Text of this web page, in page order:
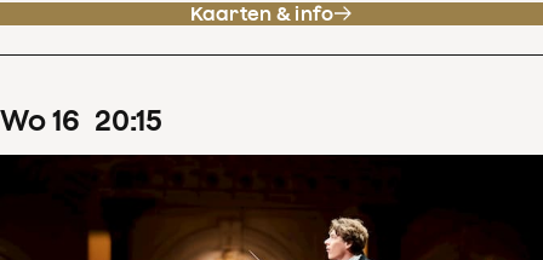
Kaarten & info
wo16 20:15